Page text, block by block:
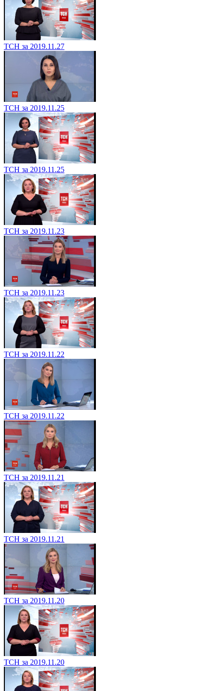
ТСН за 2019.11.27
ТСН за 2019.11.25
ТСН за 2019.11.25
ТСН за 2019.11.23
ТСН за 2019.11.23
ТСН за 2019.11.22
ТСН за 2019.11.22
ТСН за 2019.11.21
ТСН за 2019.11.21
ТСН за 2019.11.20
ТСН за 2019.11.20